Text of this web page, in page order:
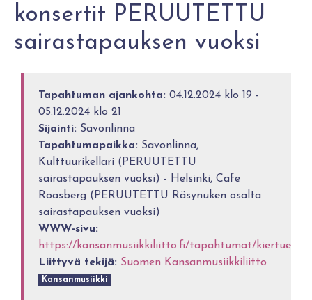
konsertit PERUUTETTU
sairastapauksen vuoksi
Tapahtuman ajankohta: 04.12.2024 klo 19 -
05.12.2024 klo 21
Sijainti: Savonlinna
Tapahtumapaikka: Savonlinna,
Kulttuurikellari (PERUUTETTU
sairastapauksen vuoksi) - Helsinki, Cafe
Roasberg (PERUUTETTU Räsynuken osalta
sairastapauksen vuoksi)
WWW-sivu:
https://kansanmusiikkiliitto.fi/tapahtumat/kiertueet/
Liittyvä tekijä: Suomen Kansanmusiikkiliitto
Kansanmusiikki